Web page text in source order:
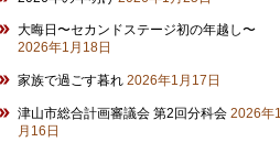
大晦日〜セカンドステージ初の年越し〜
2026年1月18日
家族で過ごす暮れ 2026年1月17日
津山市総合計画審議会 第2回分科会 2026年1
月16日